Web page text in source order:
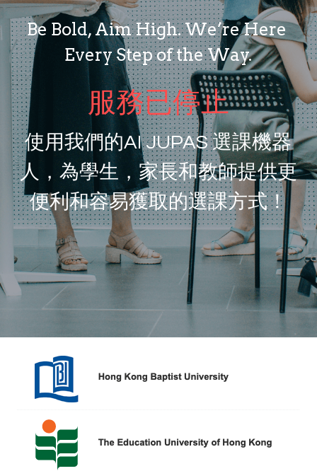
Be Bold, Aim High. We’re Here
Every Step of the Way.
服務已停止
使用我們的AI JUPAS 選課機器
人，為學生，家長和教師提供更
便利和容易獲取的選課方式！